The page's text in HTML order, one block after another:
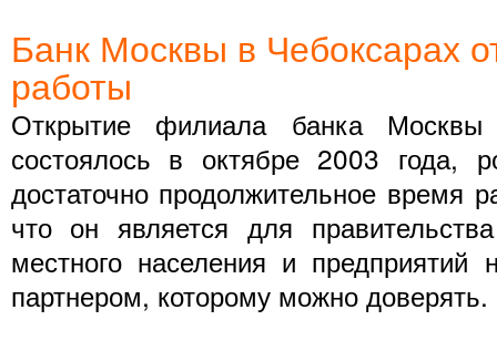
Банк Москвы в Чебоксарах
работы
Открытие филиала банка
состоялось в октябре 2003 года,
достаточно продолжительное время
что он является для
местного населения и
партнером, которому можно доверять.